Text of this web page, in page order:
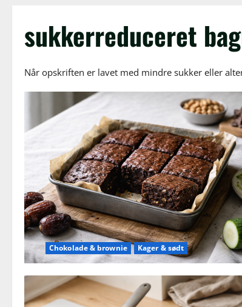
sukkerreduceret
Når opskriften er lavet med mindre sukker eller
Chokolade & brownie Kager & sødt